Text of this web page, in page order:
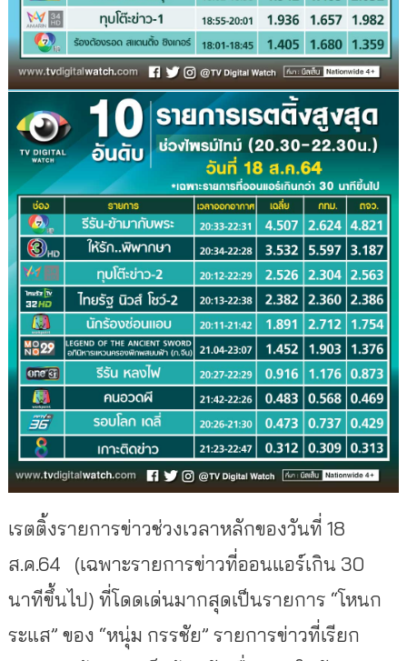
เรตติ้งรายการข่าวช่วงเวลาหลักของวันที่ 18
ส.ค.64 (เฉพาะรายการข่าวที่ออนแอร์เกิน 30
นาทีขึ้นไป) ที่โดดเด่นมากสุดเป็นรายการ “โหนก
ระแส” ของ “หนุ่ม กรรชัย” รายการข่าวที่เรียก